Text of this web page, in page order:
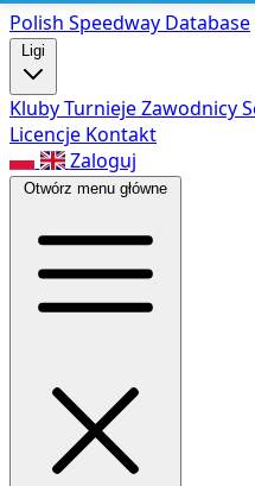
Polish Speedway Database
Ligi
KlubyTurniejeZawodnicy
Licencje Kontakt
Zaloguj
Otwórz menu główne